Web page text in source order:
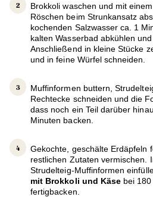
Brokkoli waschen und mit
Röschen beim Strunkansatz
kochenden Salzwasser ca. 1
kalten Wasserbad abkühlen
Anschließend in kleine Stücke
und in feine Würfel schneiden.
Muffinformen buttern,
Rechtecke schneiden und die
dass noch ein Teil darüber
Minuten backen.
Gekochte, geschälte Erdäpfeln
restlichen Zutaten vermischen.
Strudelteig-Muffinformen
mit Brokkoli und Käse bei
fertigbacken.